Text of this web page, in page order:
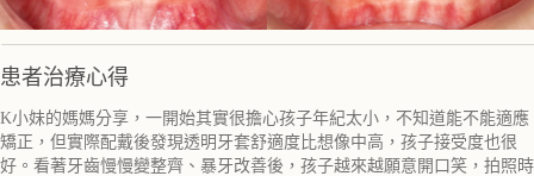
患者治療心得
K小妹的媽媽分享，一開始其實很擔心孩子年紀太小，不知道能不能適應
矯正，但實際配戴後發現透明牙套舒適度比想像中高，孩子接受度也很
好。看著牙齒慢慢變整齊、暴牙改善後，孩子越來越願意開口笑，拍照時